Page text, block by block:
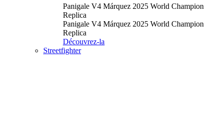
Panigale V4 Márquez 2025 World Champion
Replica
Panigale V4 Márquez 2025 World Champion
Replica
Découvrez-la
Streetfighter